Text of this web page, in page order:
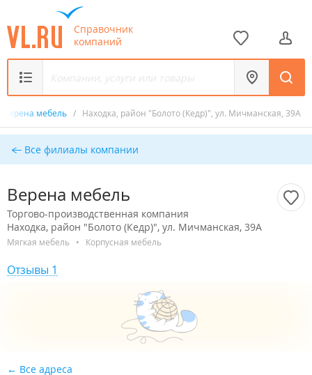
Справочник
компаний
Верена мебель / Находка, район "Болото (Кедр)", ул. Мичманская, 39А
Все филиалы компании
Верена мебель
Торгово-производственная компания
Находка, район "Болото (Кедр)", ул. Мичманская, 39А
Мягкая мебель • Корпусная мебель
Отзывы 1
Все адреса